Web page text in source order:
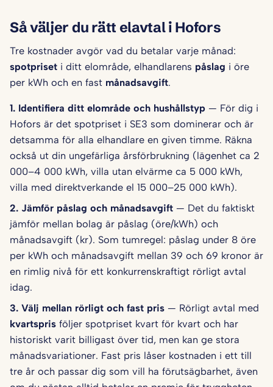
Så väljer du rätt elavtal i Hofors
Tre kostnader avgör vad du betalar varje månad:
spotpriset i ditt elområde, elhandlarens påslag i öre
per kWh och en fast månadsavgift.
1. Identifiera ditt elområde och hushålls­typ — För dig i
Hofors är det spotpriset i SE3 som dominerar och är
detsamma för alla elhandlare en given timme. Räkna
också ut din ungefärliga årsförbrukning (lägenhet ca 2
000–4 000 kWh, villa utan elvärme ca 5 000 kWh,
villa med direktverkande el 15 000–25 000 kWh).
2. Jämför påslag och månadsavgift — Det du faktiskt
jämför mellan bolag är påslag (öre/kWh) och
månadsavgift (kr). Som tumregel: påslag under 8 öre
per kWh och månadsavgift mellan 39 och 69 kronor är
en rimlig nivå för ett konkurrenskraftigt rörligt avtal
idag.
3. Välj mellan rörligt och fast pris — Rörligt avtal med
kvartspris följer spotpriset kvart för kvart och har
historiskt varit billigast över tid, men kan ge stora
månadsvariationer. Fast pris låser kostnaden i ett till
tre år och passar dig som vill ha förutsägbarhet, även